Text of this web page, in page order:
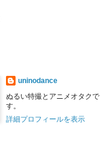
uninodance
ぬるい特撮とアニメオタクで
す。
詳細プロフィールを表示